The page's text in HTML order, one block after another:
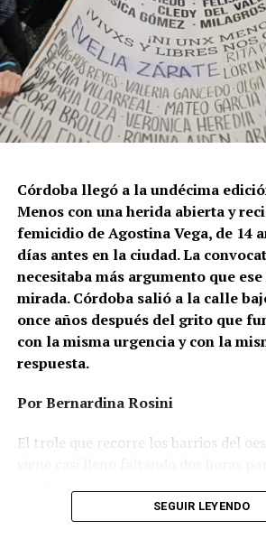
Para María Rachid, titular del
Discriminación de la Ciudad de
integrante de la Federación
(FALGBT), el drástico aumento de
Argentina no puede separarse de los
que provienen del gobierno nacional.
de manera violenta y discriminatoria
LGBT en general y, principalmente,
trans”, describe Rachid. “Y eso
violencia y discriminación en la vida
discursos terminan legitimando,
la violencia hacia nuestra comunidad”.
Esa realidad se percibe en lo
director y fundador de la
Tolomocho –que nuclea a personas
discapacidad–, advierte que el
silenciosas y estructurales de
“Los pedidos de ‘apañe’ de personas
multiplicaron considerablemente”,
Córdoba llegó a la undécima
Menos con una herida abierta y
femicidio de Agostina Vega, de 14
días antes en la ciudad. La
necesitaba más argumento que
mirada. Córdoba salió a la calle
once años después del grito que
con la misma urgencia y con la
respuesta.
Por Bernardina Rosini
El trole que recorre los barrios del
Agostina Vega, 14 años. Era fácil intuir
marcha que desbordará una ciudad
SEGUIR LEYENDO